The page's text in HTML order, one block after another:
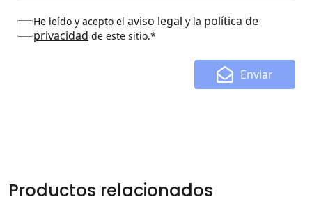
He leído y acepto el aviso legal y la política de
privacidad de este sitio.*
Enviar
Productos relacionados